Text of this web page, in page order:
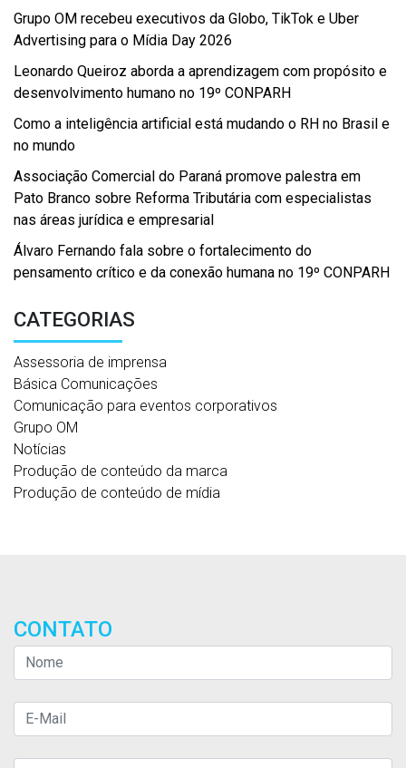
Grupo OM recebeu executivos da Globo, TikTok e Uber
Advertising para o Mídia Day 2026
Leonardo Queiroz aborda a aprendizagem com propósito e
desenvolvimento humano no 19º CONPARH
Como a inteligência artificial está mudando o RH no Brasil e
no mundo
Associação Comercial do Paraná promove palestra em
Pato Branco sobre Reforma Tributária com especialistas
nas áreas jurídica e empresarial
Álvaro Fernando fala sobre o fortalecimento do
pensamento crítico e da conexão humana no 19º CONPARH
CATEGORIAS
Assessoria de imprensa
Básica Comunicações
Comunicação para eventos corporativos
Grupo OM
Notícias
Produção de conteúdo da marca
Produção de conteúdo de mídia
CONTATO